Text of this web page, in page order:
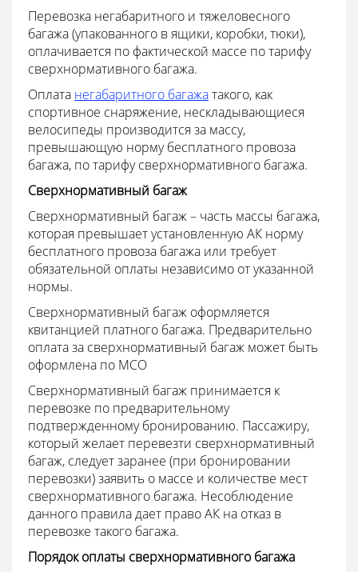
Перевозка негабаритного и тяжеловесного
багажа (упакованного в ящики, коробки, тюки),
оплачивается по фактической массе по тарифу
сверхнормативного багажа.
Оплата негабаритного багажатакого, как
спортивное снаряжение, нескладывающиеся
велосипеды производится за массу,
превышающую норму бесплатного провоза
багажа, по тарифу сверхнормативного багажа.
Сверхнормативный багаж
Сверхнормативный багаж – часть массы багажа,
которая превышает установленную АК норму
бесплатного провоза багажа или требует
обязательной оплаты независимо от указанной
нормы.
Сверхнормативный багаж оформляется
квитанцией платного багажа. Предварительно
оплата за сверхнормативный багаж может быть
оформлена по MCO
Сверхнормативный багаж принимается к
перевозке по предварительному
подтвержденному бронированию. Пассажиру,
который желает перевезти сверхнормативный
багаж, следует заранее (при бронировании
перевозки) заявить о массе и количестве мест
сверхнормативного багажа. Несоблюдение
данного правила дает право АК на отказ в
перевозке такого багажа.
Порядок оплаты сверхнормативного багажа